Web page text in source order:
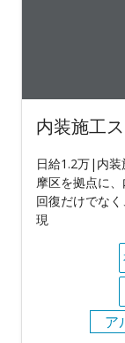
内装施工
日給1.2万|内
摩区を拠点に
回復だけでな
現
ア